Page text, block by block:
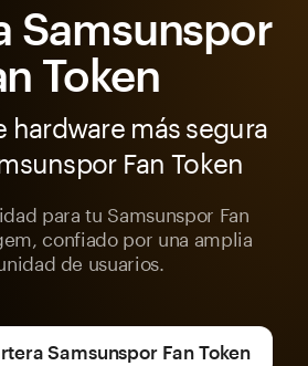
Samsunspor
Token
hardware más segura
Fan Token
para tu Samsunspor Fan
confiado por una amplia
de usuarios.
Samsunspor Fan Token